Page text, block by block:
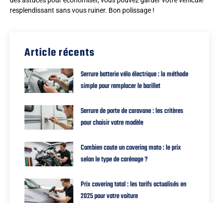
resplendissant sans vous ruiner. Bon polissage !
Article récents
Serrure batterie vélo électrique : la méthode
simple pour remplacer le barillet
Serrure de porte de caravane : les critères
pour choisir votre modèle
Combien coute un covering moto : le prix
selon le type de carénage ?
Prix covering total : les tarifs actualisés en
2025 pour votre voiture